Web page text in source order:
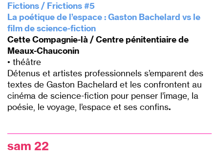
Fictions / Frictions #5
La poétique de l’espace : Gaston Bachelard vs le
filmde science-fiction
Cette Compagnie-là / Centre pénitentiaire de
Meaux-Chauconin
• théâtre
Détenus et artistes professionnels s’emparent des
textes de Gaston Bachelard et les confrontent au
cinéma de science-fiction pour penser l’image, la
poésie, le voyage, l’espace et ses confins.
sam 22